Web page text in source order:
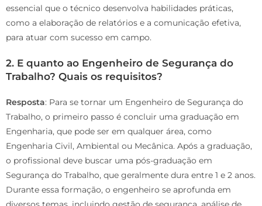
essencial que o técnico desenvolva habilidades práticas,
como a elaboração de relatórios e a comunicação efetiva,
para atuar com sucesso em campo.
2. E quanto ao Engenheiro de Segurança do
Trabalho? Quais os requisitos?
Resposta: Para se tornar um Engenheiro de Segurança do
Trabalho, o primeiro passo é concluir uma graduação em
Engenharia, que pode ser em qualquer área, como
Engenharia Civil, Ambiental ou Mecânica. Após a graduação,
o profissional deve buscar uma pós-graduação em
Segurança do Trabalho, que geralmente dura entre 1 e 2 anos.
Durante essa formação, o engenheiro se aprofunda em